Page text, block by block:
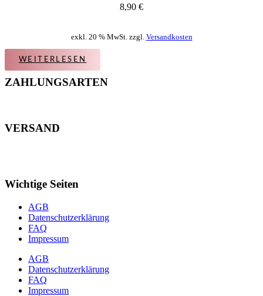
8,90 €
exkl. 20 % MwSt. zzgl. Versandkosten
WEITERLESEN
ZAHLUNGSARTEN
VERSAND
Wichtige Seiten
AGB
Datenschutzerklärung
FAQ
Impressum
AGB
Datenschutzerklärung
FAQ
Impressum